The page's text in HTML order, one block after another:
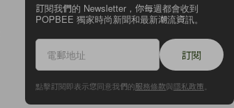
訂閱我們的 Newsletter，你每週都會收到
POPBEE 獨家時尚新聞和最新潮流資訊。
訂閱
點擊訂閱即表示您同意我們的服務條款與隱私政策